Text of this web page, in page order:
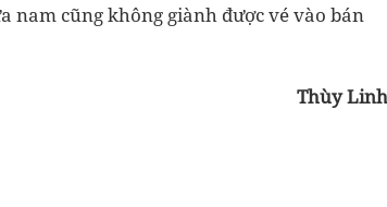
nam cũng không giành được vé vào bán
Thùy Linh